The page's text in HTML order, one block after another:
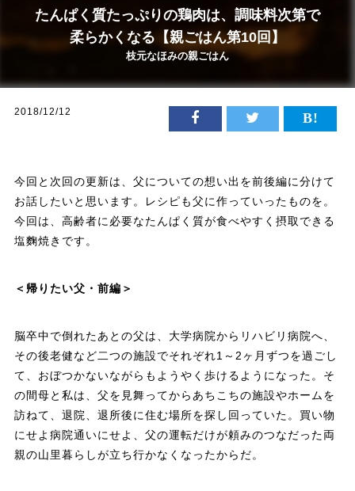
たんぱく質たっぷりの鶏肉は、調味料次第で
柔らかくなる【親ごはん第10回】
枝元なほみの親ごはん
2018/12/12
今回と次回の更新は、父についての想い出を前後編に分けて
お話したいと思います。レシピも父に作っていったものを。
今回は、高齢者に必要なたんぱく質が食べやすく摂取できる
塩麴焼きです。
＜帰りたい父・前編＞
脳卒中で倒れたあとの父は、大学病院からリハビリ病院へ、
その後老健など二つの施設でそれぞれ1～2ヶ月ずつを過ごし
て、おぼつかないながらもようやく歩けるようになった。そ
の間母と私は、父を見舞ってからあちこちの施設やホームを
訪ねて、退院、退所後に住む場所を探し回っていた。買い物
にせよ病院通いにせよ、父の運転だけが頼みのつなだった両
親の山里暮らしが立ち行かなくなったからだ。